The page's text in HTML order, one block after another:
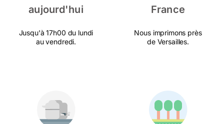
aujourd'hui
Jusqu'à 17h00 du lundi
au vendredi.
France
Nous imprimons près
de Versailles.